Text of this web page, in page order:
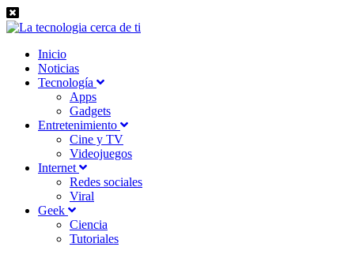
Inicio
Noticias
Tecnología
Apps
Gadgets
Entretenimiento
Cine y TV
Videojuegos
Internet
Redes sociales
Viral
Geek
Ciencia
Tutoriales